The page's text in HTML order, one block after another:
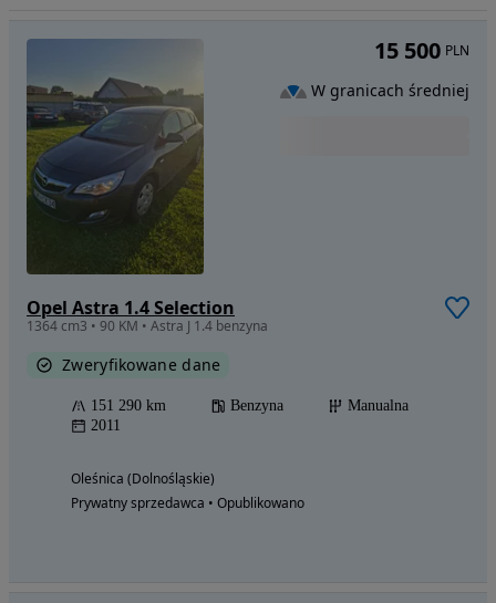
Opel Astra 1.4 Selection
1364 cm3 • 90 KM • Astra J 1.4 benzyna
Zweryfikowane dane
151 290 km Benzyna
Manualna
2011
Oleśnica (Dolnośląskie)
Prywatny sprzedawca • Opublikowano
15 500 PLN
W granicach średniej